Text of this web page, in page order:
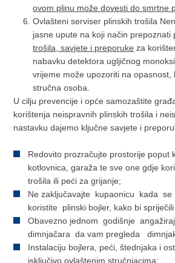
ovom plinu može dovesti do smrtne
Ovlašteni serviser plinskih trošila
jasne upute na koji način prepoznati
trošila, savjete i preporuke za
nabavku detektora ugljičnog
vrijeme može upozoriti na opasnost,
stručna osoba.
U cilju prevencije i opće samozaštite
korištenja neispravnih plinskih trošila i
nastavku dajemo ključne savjete i
Redovito prozračujte prostorije poput
kotlovnica, garaža te sve one gdje
trošila ili peći za grijanje;
Ne zaključavajte kupaonicu kada se
koristite plinski bojler, kako bi
Obavezno jednom godišnje
dimnjačara da vam pregleda
Instalaciju bojlera, peći, štednjaka i
isključivo ovlaštenim stručnjacima;